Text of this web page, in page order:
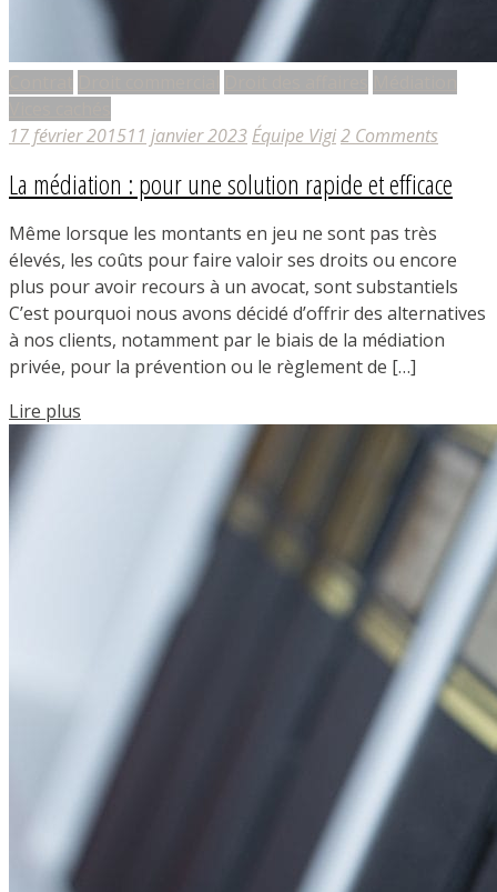
17 février 201511 janvier 2023 Équipe Vigi2 Comments
La médiation : pour une solution rapide et efficace
Même lorsque les montants en jeu ne sont pas très
élevés, les coûts pour faire valoir ses droits ou encore
plus pour avoir recours à un avocat, sont substantiels
C’est pourquoi nous avons décidé d’offrir des alternatives
à nos clients, notamment par le biais de la médiation
privée, pour la prévention ou le règlement de […]
Lire plus